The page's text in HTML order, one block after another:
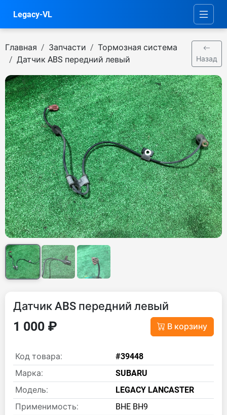
Legacy-VL
Главная Запчасти
Тормозная система
Датчик ABS передний левый
Назад
Датчик ABS передний левый
1 000 ₽ В корзину
Код товара:
#39448
Марка:
SUBARU
Модель:
LEGACY LANCASTER
Применимость:
BHE BH9